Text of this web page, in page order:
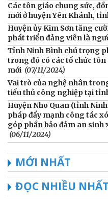
Các tôn giáo chung sức,
mới ở huyện Yên Khánh,
Huyện ủy Kim Sơn tăng
phát triển đảng viên là
Tỉnh Ninh Bình chú trọng
trong đó có các tổ chức
mới (07/11/2024)
Vai trò của nghệ nhân
tiểu thủ công nghiệp tại
Huyện Nho Quan (tỉnh
pháp đẩy mạnh công tác
góp phần bảo đảm an sinh
(06/11/2024)
MỚI NHẤT
ĐỌC NHIỀU NHẤT